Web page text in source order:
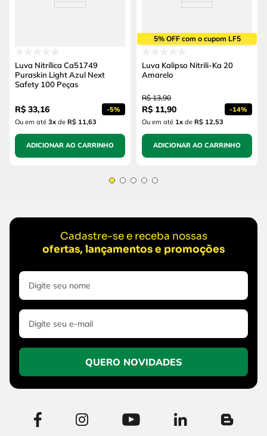
Luva Nitrílica Ca51749
Puraskin Light Azul Next
Safety 100 Peças
R$ 33,16 -5%
Ou em até 3x de R$ 11,63
ADICIONAR AO CARRINHO
5% OFF com o cupom LF5
Luva Kalipso Nitrili-Ka 20
Amarelo
R$ 13,90
R$ 11,90 -14%
Ou em até 1x de R$ 12,53
ADICIONAR AO CARRINHO
Cadastre-se e receba nossas
ofertas, lançamentos e promoções
QUERO NOVIDADES